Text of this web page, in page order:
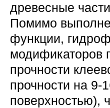
древесные
Помимо
функции,
модификаторов
прочности
прочности на 9-
поверхностью),